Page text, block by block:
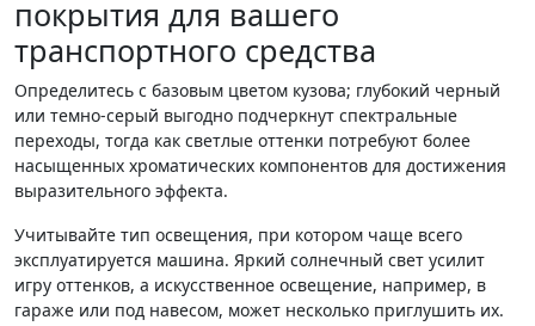
покрытия для вашего
транспортного средства
Определитесь с базовым цветом кузова; глубокий черный
или темно-серый выгодно подчеркнут спектральные
переходы, тогда как светлые оттенки потребуют более
насыщенных хроматических компонентов для достижения
выразительного эффекта.
Учитывайте тип освещения, при котором чаще всего
эксплуатируется машина. Яркий солнечный свет усилит
игру оттенков, а искусственное освещение, например, в
гараже или под навесом, может несколько приглушить их.